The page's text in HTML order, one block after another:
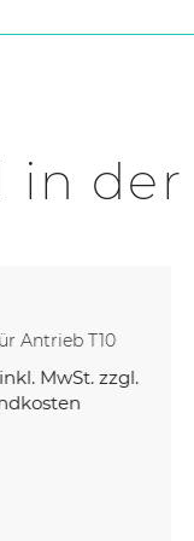
in
T10
zzgl.